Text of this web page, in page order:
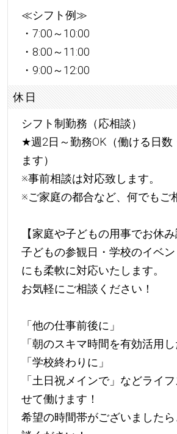
≪シフト例≫
・7:00～10:00
・8:00～11:00
・9:00～12:00
休日
シフト制勤務（応相談）
★週2日～勤務OK（働ける日数
ます）
※事前相談は対応致します。
※ご家庭の都合など、何でもご
【家庭や子どもの用事でお休み
子どもの参観日・学校のイベ
にも柔軟に対応いたします。
お気軽にご相談ください！
「他の仕事前後に」
「朝のスキマ時間を有効活用し
「学校終わりに」
「土日祝メインで」などライ
せて働けます！
希望の時間帯がございました